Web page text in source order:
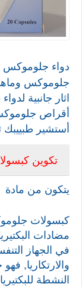
دواء جلوموكس
جلوموكس
اثار جانبية
أقراص
أستشير
تكوين
يتكون من مادة
كبسولات
مضادات
في الجهاز
والارتكاريا,
النشطة